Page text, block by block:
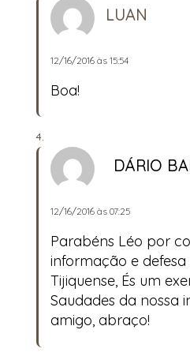
LUAN
12/16/2016 às 15:54
Boa!
DÁRIO
12/16/2016 às 07:25
Parabéns Léo por
informação e
Tijiquense, És um
Saudades da nossa
amigo, abraço!